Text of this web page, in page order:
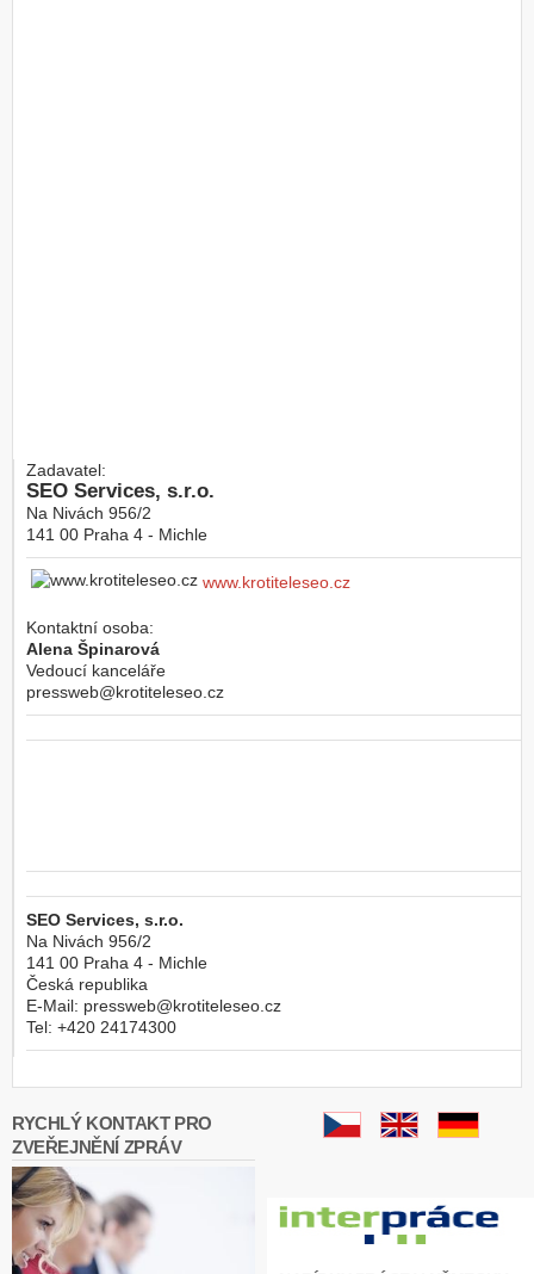
Zadavatel:
SEO Services, s.r.o.
Na Nivách 956/2
141 00 Praha 4 - Michle
www.krotiteleseo.cz
Kontaktní osoba:
Alena Špinarová
Vedoucí kanceláře
pressweb@krotiteleseo.cz
SEO Services, s.r.o.
Na Nivách 956/2
141 00 Praha 4 - Michle
Česká republika
E-Mail: pressweb@krotiteleseo.cz
Tel: +420 24174300
RYCHLÝ KONTAKT PRO
ZVEŘEJNĚNÍ ZPRÁV